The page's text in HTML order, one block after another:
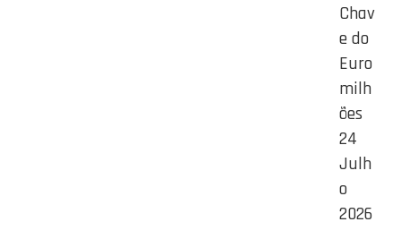
Chav
e do
Euro
milh
ões
24
Julh
o
2026